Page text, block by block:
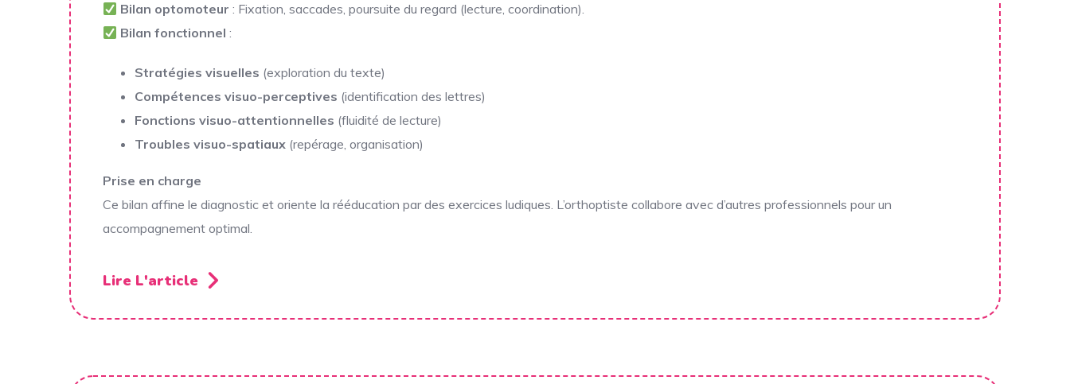
Bilan optomoteur : Fixation, saccades, poursuite du regard (lecture, coordination).
Bilan fonctionnel :
Stratégies visuelles (exploration du texte)
Compétences visuo-perceptives (identification des lettres)
Fonctions visuo-attentionnelles (fluidité de lecture)
Troubles visuo-spatiaux (repérage, organisation)
Prise en charge
Ce bilan affine le diagnostic et oriente la rééducation par des exercices ludiques. L’orthoptiste collabore avec d’autres professionnels pour un
accompagnement optimal.
Lire L'article